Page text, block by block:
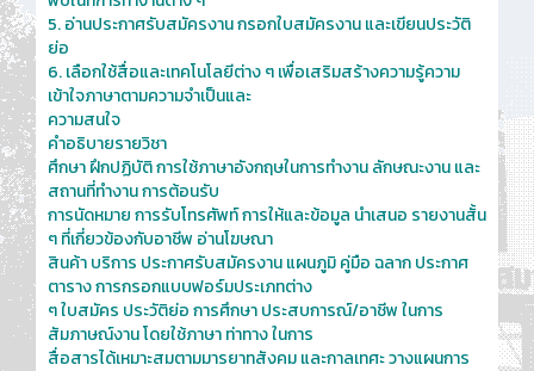
5. อ่านประกาศรับสมัครงาน กรอกใบสมัครงาน และเขียนประวัติ
ย่อ
6. เลือกใช้สื่อและเทคโนโลยีต่าง ๆ เพื่อเสริมสร้างความรู้ความ
เข้าใจภาษาตามความจำเป็นและ
ความสนใจ
คำอธิบายรายวิชา
ศึกษา ฝึกปฏิบัติ การใช้ภาษาอังกฤษในการทำงาน ลักษณะงาน และ
สถานที่ทำงาน การต้อนรับ
การนัดหมาย การรับโทรศัพท์ การให้และข้อมูล นำเสนอ รายงานสั้น
ๆ ที่เกี่ยวข้องกับอาชีพ อ่านโฆษณา
สินค้า บริการ ประกาศรับสมัครงาน แผนภูมิ คู่มือ ฉลาก ประกาศ
ตาราง การกรอกแบบฟอร์มประเภทต่าง
ๆ ใบสมัคร ประวัติย่อ การศึกษา ประสบการณ์/อาชีพ ในการ
สัมภาษณ์งาน โดยใช้ภาษา ท่าทาง ในการ
สื่อสารได้เหมาะสมตามมารยาทสังคม และกาลเทศะ วางแผนการ